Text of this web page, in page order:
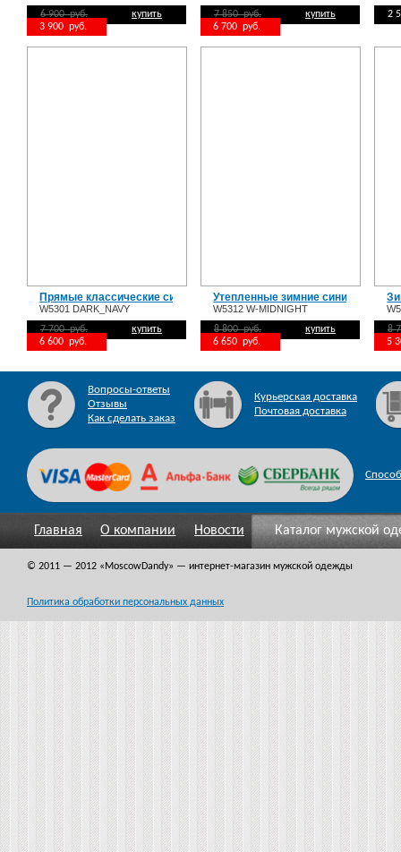
6 900 руб.
3 900 руб.
купить
Прямые классические синие мужские джинсы W5301 DARK_NAVY
W5301 DARK_NAVY
7 700 руб.
6 600 руб.
купить
7 850 руб.
6 700 руб.
купить
Утепленные зимние синие джинсы
W5312 W-MIDNIGHT
8 800 руб.
6 650 руб.
купить
2
8
5
Вопросы-ответы
Отзывы
Как сделать заказ
Курьерская доставка
Почтовая доставка
Главная О компании Новости Каталог мужской
© 2011 — 2012 «MoscowDandy» — интернет-магазин мужской одежды
Политика обработки персональных данных